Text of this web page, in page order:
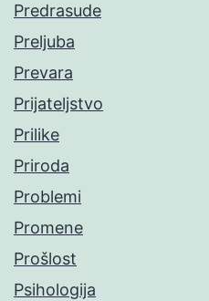
Predrasude
Preljuba
Prevara
Prijateljstvo
Prilike
Priroda
Problemi
Promene
Prošlost
Psihologija